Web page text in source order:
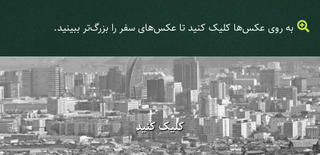
به روی عکس‌ها کلیک کنید تا عکس‌های سفر را بزرگ‌تر ببینید.